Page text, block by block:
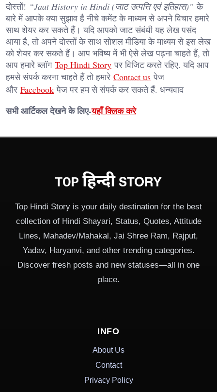
दोस्तों! “Jaat History in Hindi (जाट उत्पत्ति एवं इतिहास)” के
बारे में आपके क्या सुझाव है नीचे कमेंट के माध्यम से अपने विचार हमारे
साथ शेयर कर सकते हैं। यदि आपको जाट संबंधी यह लेख पसंद
आया है, तो अपने दोस्तों के साथ सोशल मीडिया के माध्यम से इस लेख
को शेयर कर सकते हैं। आप भविष्य में भी ऐसे लेख पढ़ना चाहते हैं, तो
आप हमारे ब्लॉग Top Hindi Story पर विजिट करते रहिए. यदि आप
हमसे संपर्क करना चाहते हैं तो हमारे Contact us पेज
और Facebook पेज पर हम से संपर्क कर सकते हैं. धन्यवाद
सभी आर्टिकल देखने के लिए-यहाँ क्लिक करे
Top Hindi Story is your daily destination for the best
collection of Hindi Shayari, Status, Quotes, Attitude
Lines, Mahadev/Mahakal, Jai Shree Ram, Rajput,
Yadav, Haryanvi, and other trending categories.
Discover fresh posts and new statuses—all in one
place.
INFO
About Us
Contact
Privacy Policy